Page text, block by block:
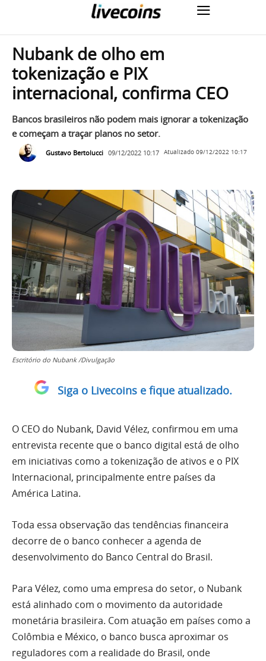
Nubank de olho em
tokenização e PIX
internacional, confirma CEO
Bancos brasileiros não podem mais ignorar a tokenização
e começam a traçar planos no setor.
Gustavo Bertolucci 09/12/2022 10:17 Atualizado 09/12/2022 10:17
Escritório do Nubank /Divulgação
Siga o Livecoins e fique atualizado.
O CEO do Nubank, David Vélez, confirmou em uma
entrevista recente que o banco digital está de olho
em iniciativas como a tokenização de ativos e o PIX
Internacional, principalmente entre países da
América Latina.
Toda essa observação das tendências financeira
decorre de o banco conhecer a agenda de
desenvolvimento do Banco Central do Brasil.
Para Vélez, como uma empresa do setor, o Nubank
está alinhado com o movimento da autoridade
monetária brasileira. Com atuação em países como a
Colômbia e México, o banco busca aproximar os
reguladores com a realidade do Brasil, onde